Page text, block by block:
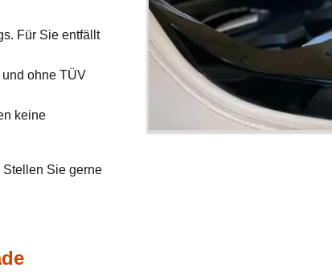
Für Sie entfällt
ohne TÜV
keine
Sie gerne